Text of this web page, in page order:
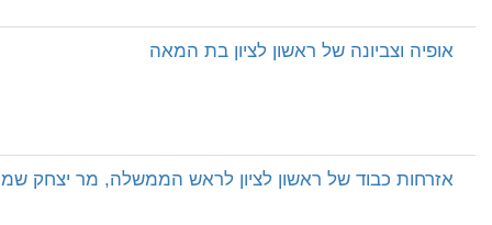
אופיה וצביונה של ראשון לציון בת המאה
אזרחות כבוד של ראשון לציון לראש הממשלה, מר יצחק